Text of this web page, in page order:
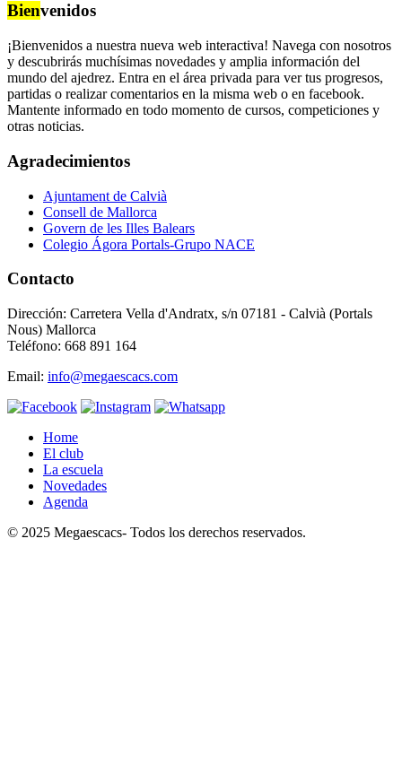
Bienvenidos
¡Bienvenidos a nuestra nueva web interactiva! Navega con nosotros
y descubrirás muchísimas novedades y amplia información del
mundo del ajedrez. Entra en el área privada para ver tus progresos,
partidas o realizar comentarios en la misma web o en facebook.
Mantente informado en todo momento de cursos, competiciones y
otras noticias.
Agradecimientos
Ajuntament de Calvià
Consell de Mallorca
Govern de les Illes Balears
Colegio Ágora Portals-Grupo NACE
Contacto
Dirección: Carretera Vella d'Andratx, s/n 07181 - Calvià (Portals
Nous) Mallorca
Teléfono: 668 891 164
Email: info@megaescacs.com
Home
El club
La escuela
Novedades
Agenda
© 2025 Megaescacs- Todos los derechos reservados.